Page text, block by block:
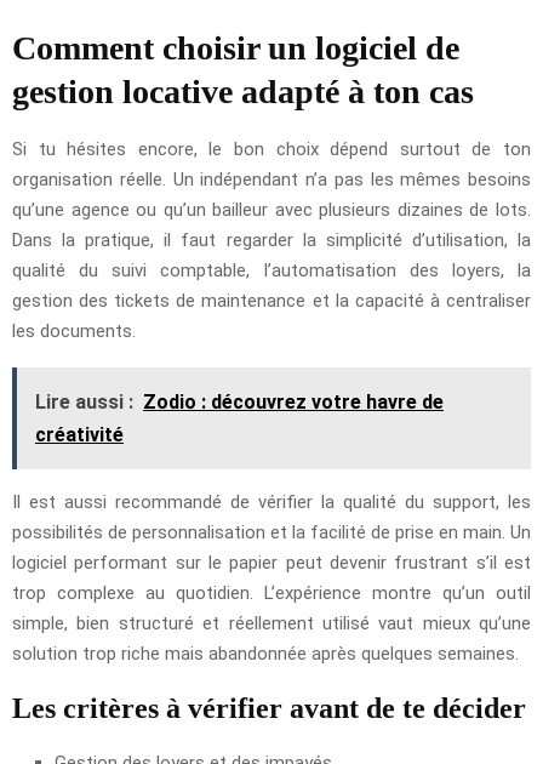
Comment choisir un logiciel de
gestion locative adapté à ton cas
Si tu hésites encore, le bon choix dépend surtout de ton
organisation réelle. Un indépendant n’a pas les mêmes besoins
qu’une agence ou qu’un bailleur avec plusieurs dizaines de lots.
Dans la pratique, il faut regarder la simplicité d’utilisation, la
qualité du suivi comptable, l’automatisation des loyers, la
gestion des tickets de maintenance et la capacité à centraliser
les documents.
Lire aussi : Zodio : découvrez votre havre de
créativité
Il est aussi recommandé de vérifier la qualité du support, les
possibilités de personnalisation et la facilité de prise en main. Un
logiciel performant sur le papier peut devenir frustrant s’il est
trop complexe au quotidien. L’expérience montre qu’un outil
simple, bien structuré et réellement utilisé vaut mieux qu’une
solution trop riche mais abandonnée après quelques semaines.
Les critères à vérifier avant de te décider